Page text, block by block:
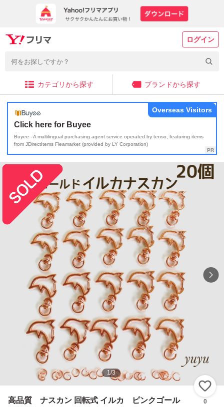
ログイン
カテゴリから探す ブランドから探す
Click here for Buyee
Buyee - A multilingual purchasing agent service operated by tenso, featuring items
from JDirectItems Fleamarket (provided by LY Corporation)
Overseas Visitors
1/3
高品質 ナスカン 回転式 イルカ ピンクゴール
0